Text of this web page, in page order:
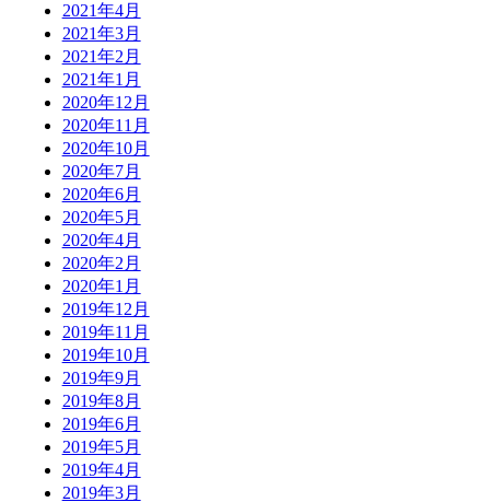
2021年4月
2021年3月
2021年2月
2021年1月
2020年12月
2020年11月
2020年10月
2020年7月
2020年6月
2020年5月
2020年4月
2020年2月
2020年1月
2019年12月
2019年11月
2019年10月
2019年9月
2019年8月
2019年6月
2019年5月
2019年4月
2019年3月